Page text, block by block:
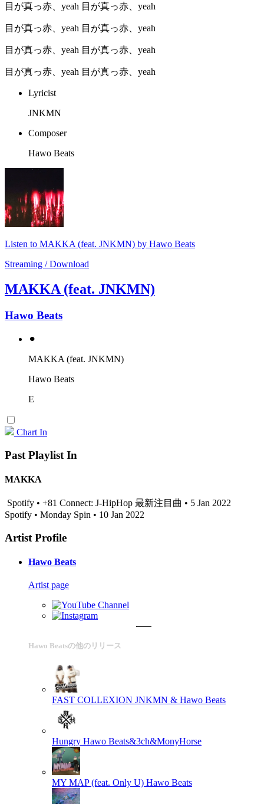
目が真っ赤、yeah 目が真っ赤、yeah
目が真っ赤、yeah 目が真っ赤、yeah
目が真っ赤、yeah 目が真っ赤、yeah
目が真っ赤、yeah 目が真っ赤、yeah
Lyricist
JNKMN
Composer
Hawo Beats
Listen to MAKKA (feat. JNKMN) by Hawo Beats
Streaming / Download
MAKKA (feat. JNKMN)
Hawo Beats
⚫︎
MAKKA (feat. JNKMN)
Hawo Beats
E
Chart In
Past Playlist In
MAKKA
Spotify • +81 Connect: J-HipHop 最新注目曲 • 5 Jan 2022
Spotify • Monday Spin • 10 Jan 2022
Artist Profile
Hawo Beats
Artist page
Hawo Beatsの他のリリース
FAST COLLEXION JNKMN & Hawo Beats
Hungry Hawo Beats&3ch&MonyHorse
MY MAP (feat. Only U) Hawo Beats